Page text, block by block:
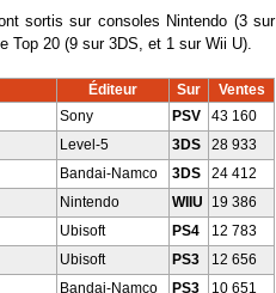
sortis sur consoles Nintendo (3 sur
Top 20 (9 sur 3DS, et 1 sur Wii U).
Éditeur Sur
Ventes
Sony PSV
43 160
Level-5 3DS
28 933
Bandai-Namco 3DS
24 412
Nintendo WIIU
19 386
Ubisoft PS4
12 783
Ubisoft PS3
12 656
Bandai-Namco PS3
10 651